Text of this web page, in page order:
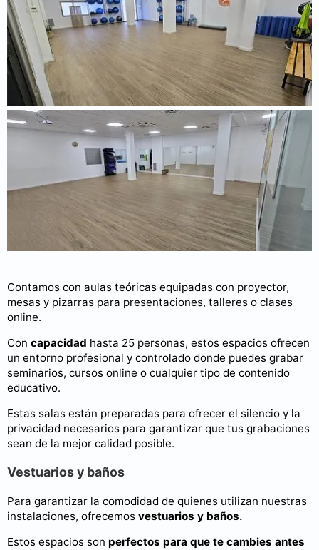
Contamos con aulas teóricas equipadas con proyector,
mesas y pizarras para presentaciones, talleres o clases
online.
Con capacidad hasta 25 personas, estos espacios ofrecen
un entorno profesional y controlado donde puedes grabar
seminarios, cursos online o cualquier tipo de contenido
educativo.
Estas salas están preparadas para ofrecer el silencio y la
privacidad necesarios para garantizar que tus grabaciones
sean de la mejor calidad posible.
Vestuarios y baños
Para garantizar la comodidad de quienes utilizan nuestras
instalaciones, ofrecemos vestuarios y baños.
Estos espacios son perfectos para que te cambies antes